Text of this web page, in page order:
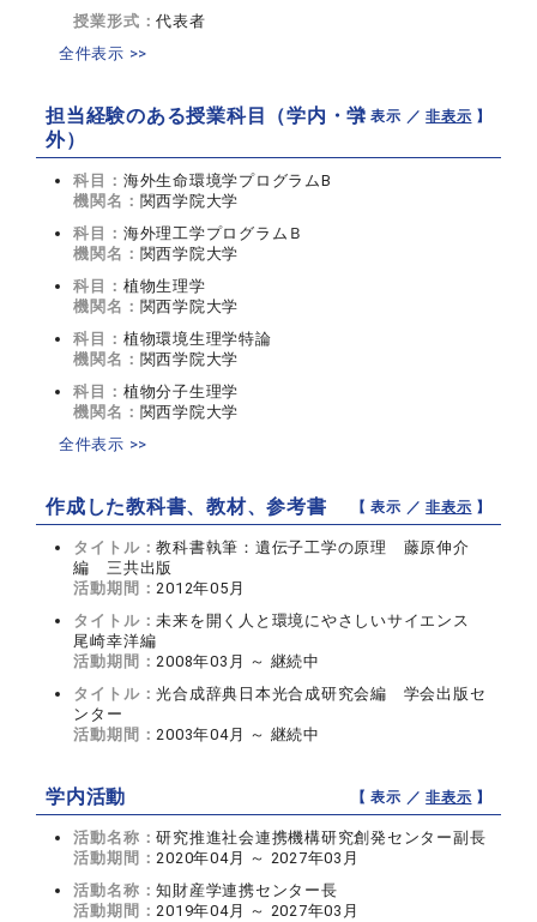
授業形式：代表者
全件表示 >>
担当経験のある授業科目（学内・学
外）
【 表示 ／非表示 】
科目： 海外生命環境学プログラムB
機関名： 関西学院大学
科目： 海外理工学プログラムＢ
機関名： 関西学院大学
科目： 植物生理学
機関名： 関西学院大学
科目： 植物環境生理学特論
機関名： 関西学院大学
科目： 植物分子生理学
機関名： 関西学院大学
全件表示 >>
作成した教科書、教材、参考書 【 表示 ／非表示 】
タイトル：教科書執筆：遺伝子工学の原理 藤原伸介
編 三共出版
活動期間：2012年05月
タイトル：未来を開く人と環境にやさしいサイエンス
尾崎幸洋編
活動期間：2008年03月 ～ 継続中
タイトル：光合成辞典日本光合成研究会編 学会出版セ
ンター
活動期間：2003年04月 ～ 継続中
学内活動 【 表示 ／非表示 】
活動名称：研究推進社会連携機構研究創発センター副長
活動期間：2020年04月 ～ 2027年03月
活動名称：知財産学連携センター長
活動期間：2019年04月 ～ 2027年03月